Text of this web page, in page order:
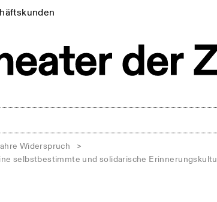
Widerspruch
>
selbstbestimmte und solidarische